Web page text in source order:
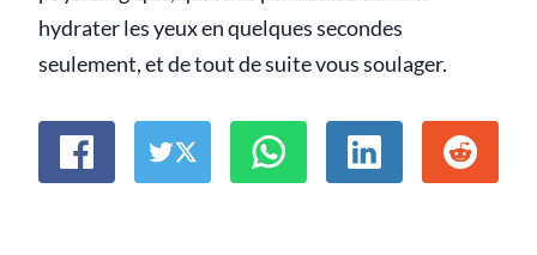
hydrater les yeux en quelques secondes
seulement, et de tout de suite vous soulager.